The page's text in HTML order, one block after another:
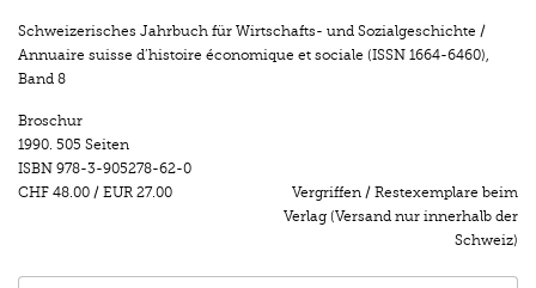
Schweizerisches Jahrbuch für Wirtschafts- und Sozialgeschichte /
Annuaire suisse d’histoire économique et sociale (ISSN 1664-6460),
Band 8
Broschur
1990. 505 Seiten
ISBN 978-3-905278-62-0
CHF 48.00 / EUR 27.00
Vergriffen / Restexemplare beim
Verlag (Versand nur innerhalb der
Schweiz)